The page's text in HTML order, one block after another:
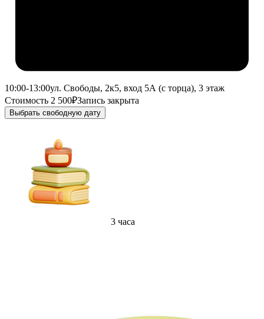
10:00-13:00ул. Свободы, 2к5, вход 5А (с торца), 3 этаж
Стоимость 2 500₽Запись закрыта
Выбрать свободную дату
3 часа